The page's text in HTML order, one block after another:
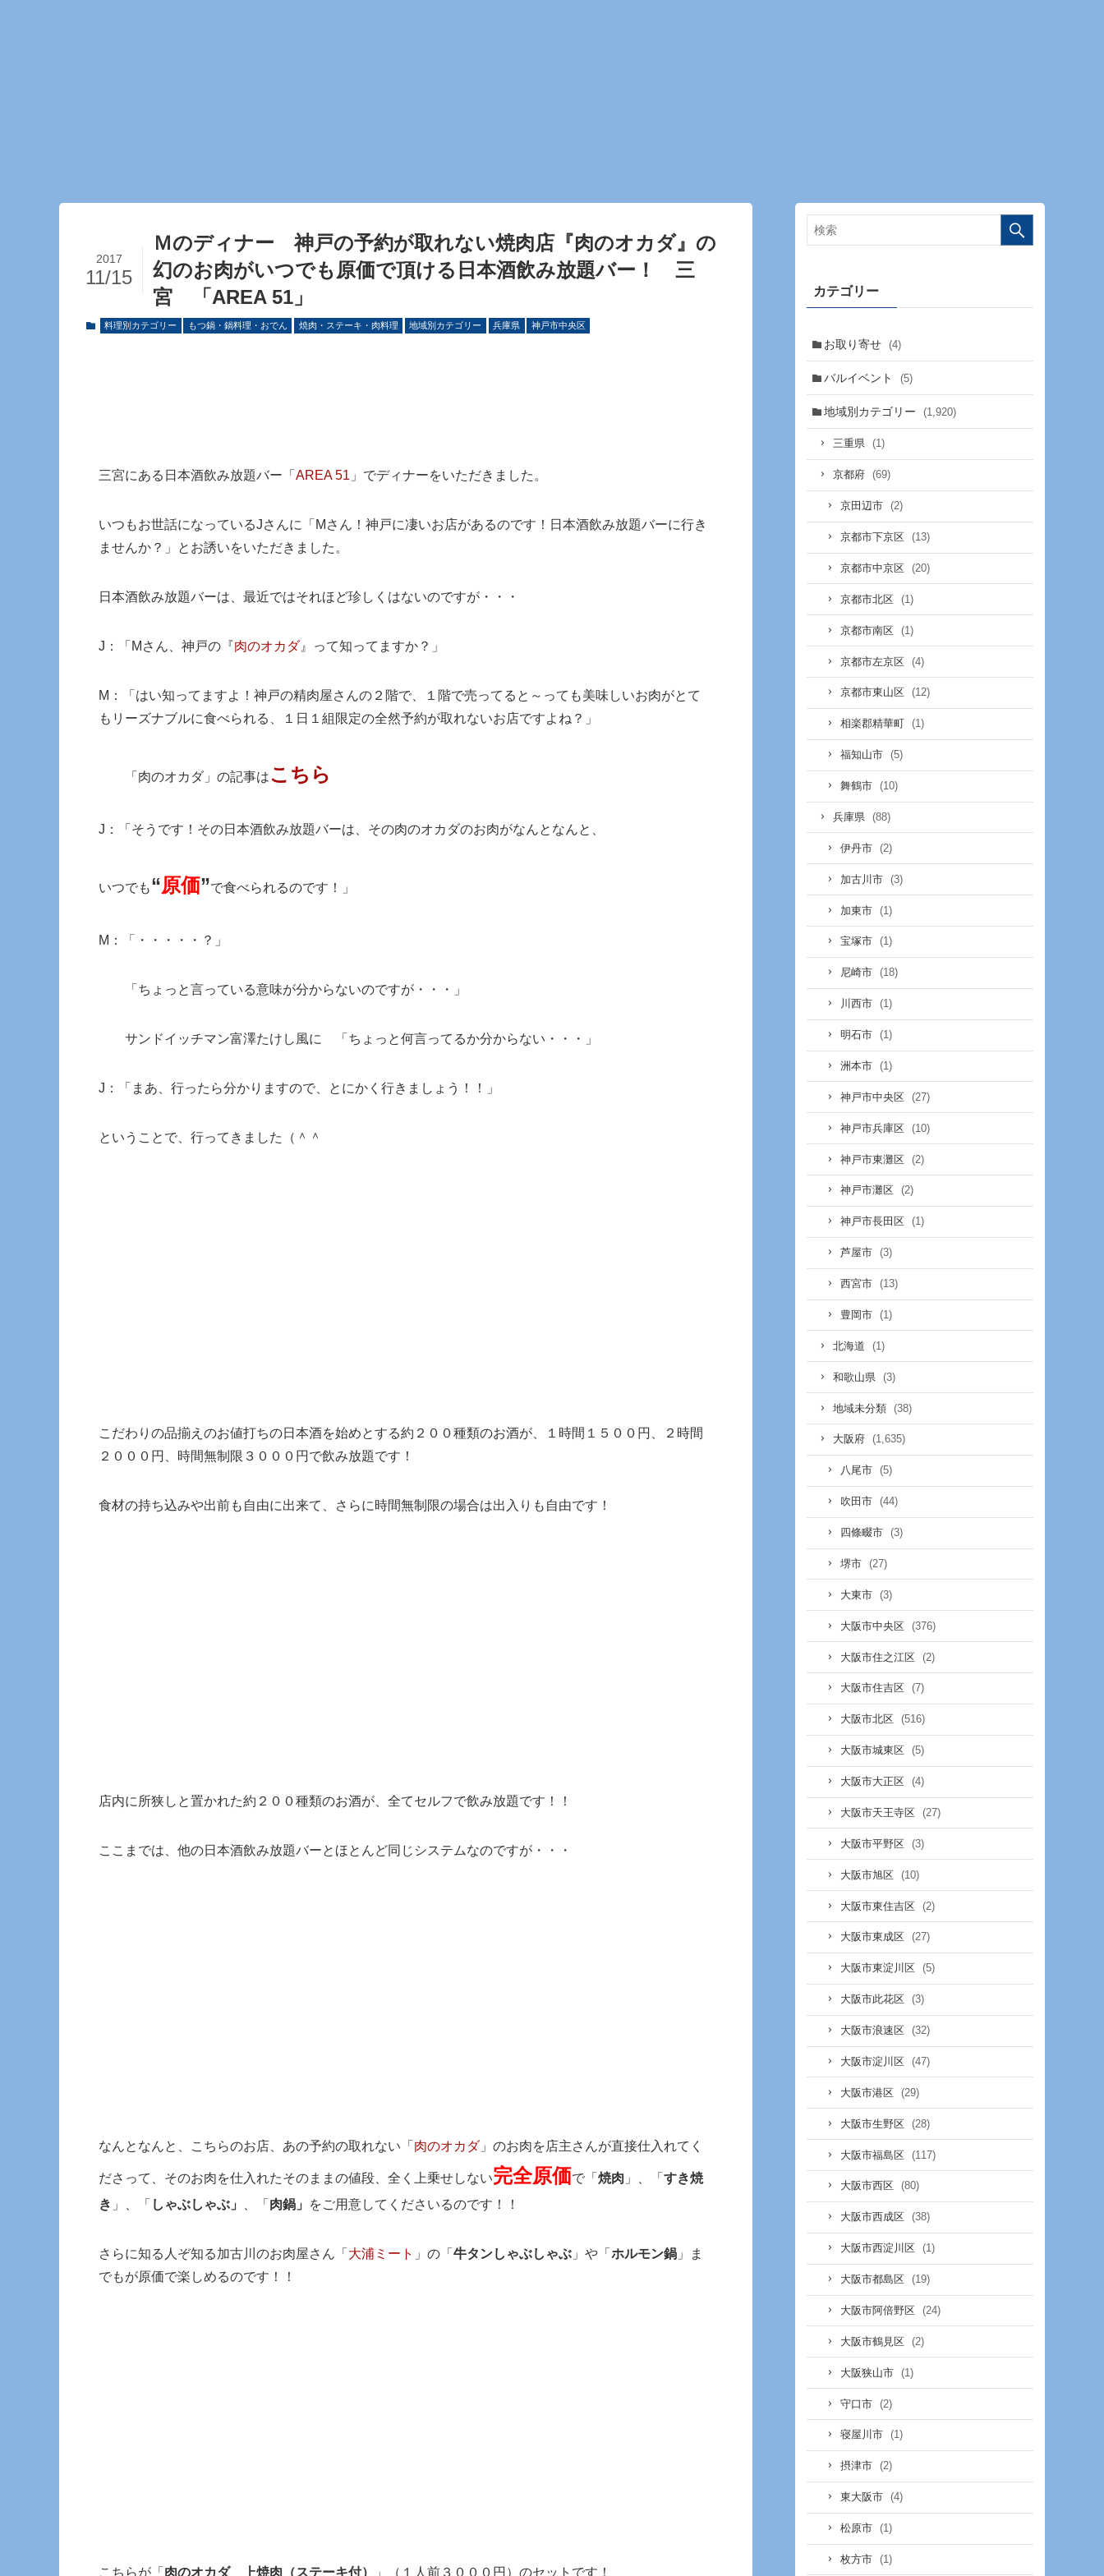
Ｍのディナー 神戸の予約が取れない焼肉店『肉のオカダ』の
幻のお肉がいつでも原価で頂ける日本酒飲み放題バー！ 三
宮 「AREA 51」
2017
11/15
料理別カテゴリー もつ鍋・鍋料理・おでん 焼肉・ステーキ・肉料理 地域別カテゴリー 兵庫県 神戸市中央区
三宮にある日本酒飲み放題バー「 AREA 51 」でディナーをいただきました。
いつもお世話になっているJさんに「Mさん！神戸に凄いお店があるのです！日本酒飲み放題バーに行き
ませんか？」とお誘いをいただきました。
日本酒飲み放題バーは、最近ではそれほど珍しくはないのですが・・・
J：「Mさん、神戸の『肉のオカダ』って知ってますか？」
M：「はい知ってますよ！神戸の精肉屋さんの２階で、１階で売ってると～っても美味しいお肉がとて
もリーズナブルに食べられる、１日１組限定の全然予約が取れないお店ですよね？」
「肉のオカダ」の記事はこちら
J：「そうです！その日本酒飲み放題バーは、その肉のオカダのお肉がなんとなんと、
いつでも“原価”で食べられるのです！」
M：「・・・・・？」
「ちょっと言っている意味が分からないのですが・・・」
サンドイッチマン富澤たけし風に 「ちょっと何言ってるか分からない・・・」
J：「まあ、行ったら分かりますので、とにかく行きましょう！！」
ということで、行ってきました（＾＾
こだわりの品揃えのお値打ちの日本酒を始めとする約２００種類のお酒が、１時間１５００円、２時間
２０００円、時間無制限３０００円で飲み放題です！
食材の持ち込みや出前も自由に出来て、さらに時間無制限の場合は出入りも自由です！
店内に所狭しと置かれた約２００種類のお酒が、全てセルフで飲み放題です！！
ここまでは、他の日本酒飲み放題バーとほとんど同じシステムなのですが・・・
なんとなんと、こちらのお店、あの予約の取れない「 肉のオカダ」のお肉を店主さんが直接仕入れてく
ださって、そのお肉を仕入れたそのままの値段、全く上乗せしない完全原価で「 焼肉 」、「 すき焼
き 」、「 しゃぶしゃぶ」 、「 肉鍋」 をご用意してくださいるのです！！
さらに知る人ぞ知る加古川のお肉屋さん「 大浦ミート 」の「 牛タンしゃぶしゃぶ 」や「 ホルモン鍋 」ま
でもが原価で楽しめるのです！！
こちらが「 肉のオカダ 上焼肉（ステーキ付） 」（１人前３０００円）のセットです！
カテゴリー
お取り寄せ (4)
バルイベント (5)
地域別カテゴリー (1,920)
三重県 (1)
京都府 (69)
京田辺市 (2)
京都市下京区 (13)
京都市中京区 (20)
京都市北区 (1)
京都市南区 (1)
京都市左京区 (4)
京都市東山区 (12)
相楽郡精華町 (1)
福知山市 (5)
舞鶴市 (10)
兵庫県 (88)
伊丹市 (2)
加古川市 (3)
加東市 (1)
宝塚市 (1)
尼崎市 (18)
川西市 (1)
明石市 (1)
洲本市 (1)
神戸市中央区 (27)
神戸市兵庫区 (10)
神戸市東灘区 (2)
神戸市灘区 (2)
神戸市長田区 (1)
芦屋市 (3)
西宮市 (13)
豊岡市 (1)
北海道 (1)
和歌山県 (3)
地域未分類 (38)
大阪府 (1,635)
八尾市 (5)
吹田市 (44)
四條畷市 (3)
堺市 (27)
大東市 (3)
大阪市中央区 (376)
大阪市住之江区 (2)
大阪市住吉区 (7)
大阪市北区 (516)
大阪市城東区 (5)
大阪市大正区 (4)
大阪市天王寺区 (27)
大阪市平野区 (3)
大阪市旭区 (10)
大阪市東住吉区 (2)
大阪市東成区 (27)
大阪市東淀川区 (5)
大阪市此花区 (3)
大阪市浪速区 (32)
大阪市淀川区 (47)
大阪市港区 (29)
大阪市生野区 (28)
大阪市福島区 (117)
大阪市西区 (80)
大阪市西成区 (38)
大阪市西淀川区 (1)
大阪市都島区 (19)
大阪市阿倍野区 (24)
大阪市鶴見区 (2)
大阪狭山市 (1)
守口市 (2)
寝屋川市 (1)
摂津市 (2)
東大阪市 (4)
松原市 (1)
枚方市 (1)